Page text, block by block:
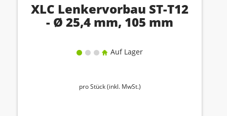
XLC Lenkervorbau ST-T12
- Ø 25,4 mm, 105 mm
Auf Lager
pro Stück (inkl. MwSt.)